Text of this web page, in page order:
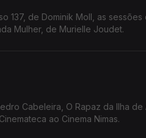
137, de Dominik Moll, as
Mulher, de Murielle Joudet.
Cabeleira, O Rapaz da Ilha de
ao Cinema Nimas.